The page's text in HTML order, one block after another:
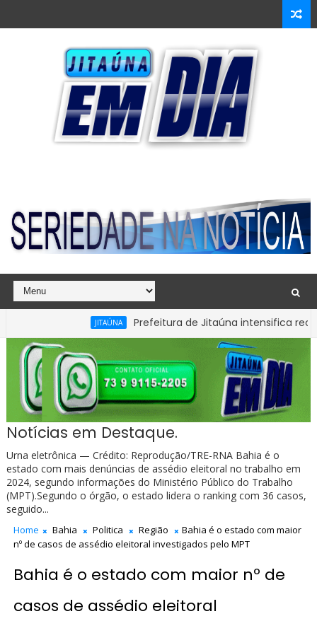
Prefeitura de Jitaúna intensifica
Notícias em Destaque.
Urna eletrônica — Crédito: Reprodução/TRE-RNA Bahia é o
estado com mais denúncias de assédio eleitoral no trabalho em
2024, segundo informações do Ministério Público do Trabalho
(MPT).Segundo o órgão, o estado lidera o ranking com 36 casos,
seguido...
Home Bahia Politica Região
Bahia é o estado com maior
nº de casos de assédio eleitoral investigados pelo MPT
Bahia é o estado com maior nº de
casos de assédio eleitoral